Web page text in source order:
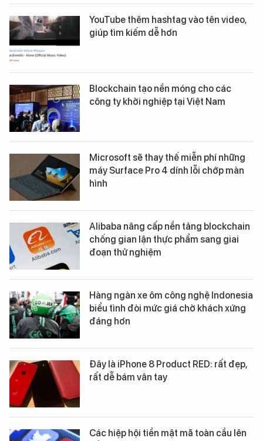
YouTube thêm hashtag vào tên video,
giúp tìm kiếm dễ hơn
Blockchain tạo nền móng cho các
công ty khởi nghiệp tại Việt Nam
Microsoft sẽ thay thế miễn phí những
máy Surface Pro 4 dính lỗi chớp màn
hình
Alibaba nâng cấp nền tảng blockchain
chống gian lận thực phẩm sang giai
đoạn thử nghiệm
Hàng ngàn xe ôm công nghệ Indonesia
biểu tình đòi mức giá chở khách xứng
đáng hơn
Đây là iPhone 8 Product RED: rất đẹp,
rất dễ bám vân tay
Các hiệp hội tiền mật mã toàn cầu lên